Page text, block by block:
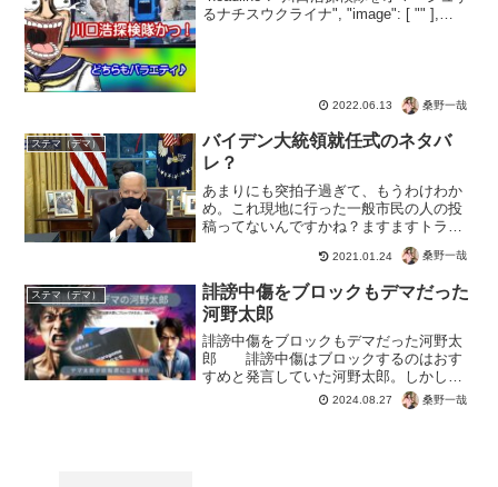
るナチスウクライナ", "image": [ "" ],
2022.06.13 桑野一哉
ステマ（デマ）
バイデン大統領就任式のネタバ
レ？
あまりにも突拍子過ぎて、もうわけわか
め。これ現地に行った一般市民の人の投
稿ってないんですかね？ますますトラン
プ大統領の仕掛けが気になりますね♪CG
スタジオとCG就任式らしく、凄いパロデ
ィに付き合わされているのが草すぎる^_^
写真の位置に駐車...
2021.01.24 桑野一哉
ステマ（デマ）
誹謗中傷をブロックもデマだった
河野太郎
誹謗中傷をブロックもデマだった河野太
郎 誹謗中傷はブロックするのはおす
すめと発言していた河野太郎。しかし現
実には誹謗中傷ではなかったことが発
覚。国民に対して堂々と虚偽発言をする
2024.08.27 桑野一哉